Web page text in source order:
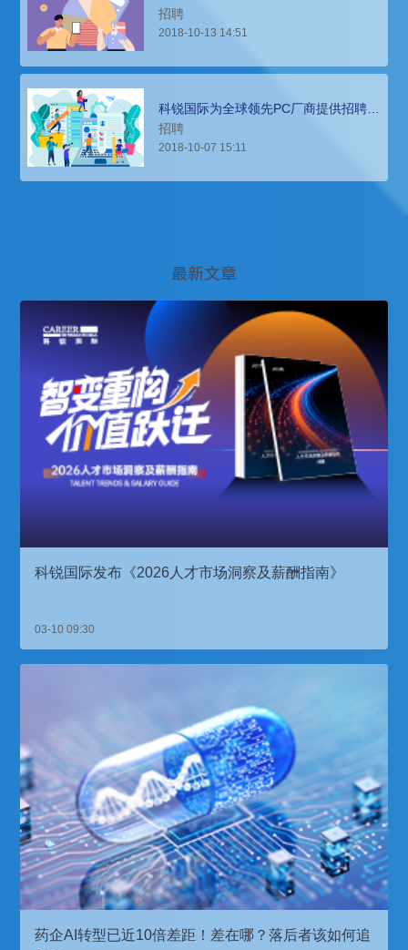
才招聘
招聘
2018-10-13 14:51
科锐国际为全球领先PC厂商提供招聘解
决方案
招聘
2018-10-07 15:11
最新文章
科锐国际发布《2026人才市场洞察及薪酬指南》
03-10 09:30
药企AI转型已近10倍差距！差在哪？落后者该如何追